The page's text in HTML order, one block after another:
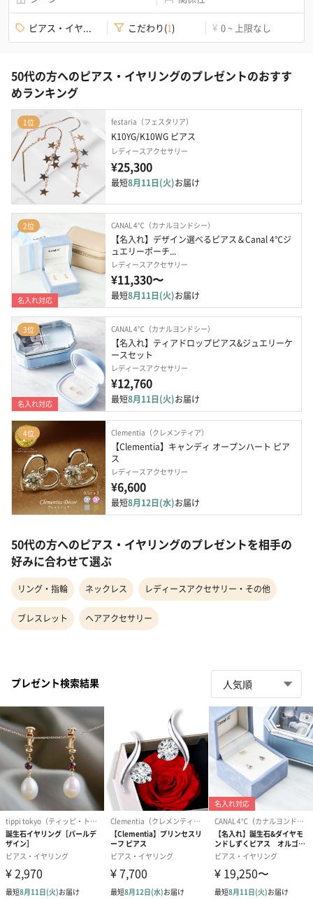
ピアス・イヤ... こだわり(1) ¥ 0 ~ 上限なし
50代の方へのピアス・イヤリングのプレゼントのおすす
めランキング
1位 festaria（フェスタリア）
K10YG/K10WG ピアス
レディースアクセサリー
¥25,300
最短8月11日(火)お届け
2位
名入れ対応
CANAL 4℃（カナルヨンドシー）
【名入れ】デザイン選べるピアス＆Canal 4℃ジ
ュエリーポーチ...
レディースアクセサリー
¥11,330〜
最短8月11日(火)お届け
3位
名入れ対応
CANAL 4℃（カナルヨンドシー）
【名入れ】ティアドロップピアス&ジュエリーケ
ースセット
レディースアクセサリー
¥12,760
最短8月11日(火)お届け
4位 Clementia（クレメンティア）
【Clementia】キャンディ オープンハート ピア
ス
レディースアクセサリー
¥6,600
最短8月12日(水)お届け
50代の方へのピアス・イヤリングのプレゼントを相手の
好みに合わせて選ぶ
リング・指輪 ネックレス レディースアクセサリー・その他
ブレスレット ヘアアクセサリー
プレゼント検索結果